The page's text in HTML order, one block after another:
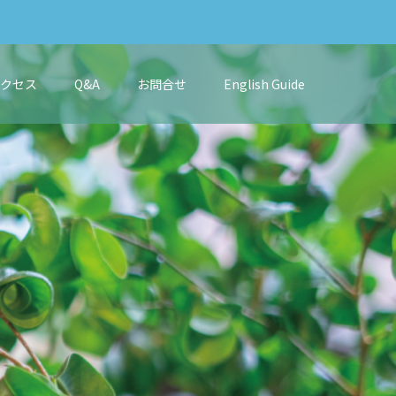
セス Q&A お問合せ English Guide
ます